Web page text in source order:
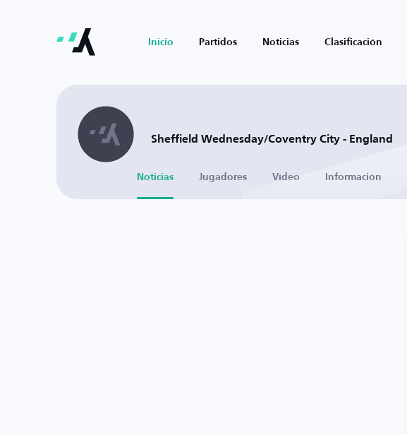
Inicio Partidos Noticias Clasificación
Sheffield Wednesday/Coventry City - England
Noticias Jugadores Vídeo Información